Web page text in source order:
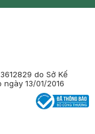
do Sở Kế
13/01/2016